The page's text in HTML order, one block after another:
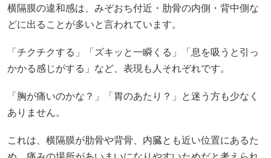
横隔膜の違和感は、みぞおち付近・肋骨の内側・背中側な
どに出ることが多いと言われています。
「チクチクする」「ズキッと一瞬くる」「息を吸うと引っ
かかる感じがする」など、表現も人それぞれです。
「胸が痛いのかな？」「胃のあたり？」と迷う方も少なく
ありません。
これは、横隔膜が肋骨や背骨、内臓とも近い位置にあるた